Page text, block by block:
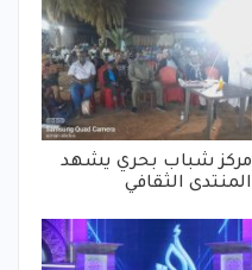
مركز شباب بحري يشهد
المنتدى الثقافي